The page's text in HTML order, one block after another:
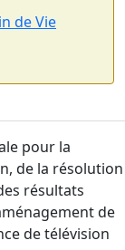
de Vie
pour la
de la résolution
résultats
de
de télévision